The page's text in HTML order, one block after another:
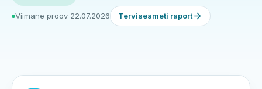
Viimane proov 22.07.2026 Terviseameti raport